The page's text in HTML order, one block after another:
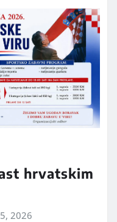
hrvatskim
2026